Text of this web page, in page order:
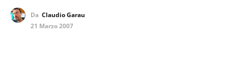
Da Claudio Garau
21 Marzo 2007